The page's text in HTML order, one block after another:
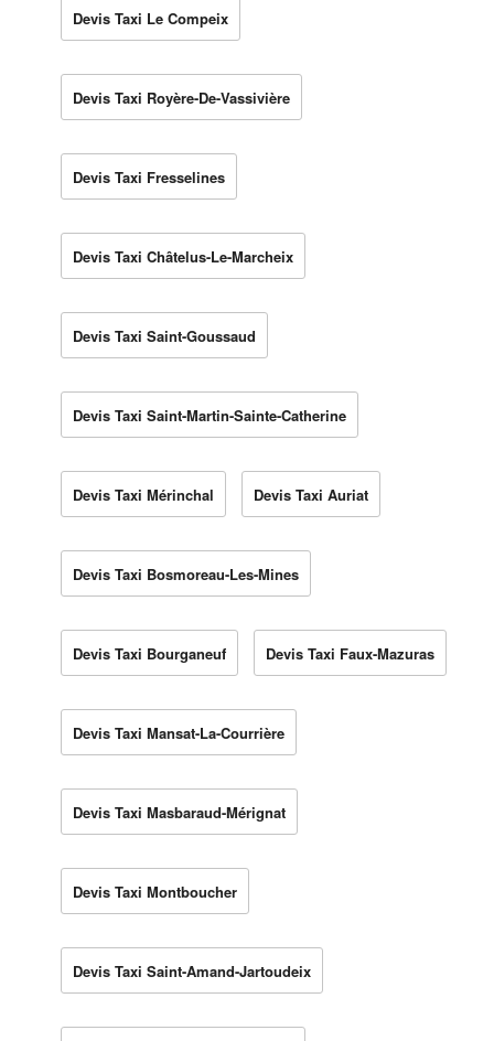
Devis Taxi Le Compeix
Devis Taxi Royère-De-Vassivière
Devis Taxi Fresselines
Devis Taxi Châtelus-Le-Marcheix
Devis Taxi Saint-Goussaud
Devis Taxi Saint-Martin-Sainte-Catherine
Devis Taxi Mérinchal Devis Taxi Auriat
Devis Taxi Bosmoreau-Les-Mines
Devis Taxi Bourganeuf Devis Taxi Faux-Mazuras
Devis Taxi Mansat-La-Courrière
Devis Taxi Masbaraud-Mérignat
Devis Taxi Montboucher
Devis Taxi Saint-Amand-Jartoudeix